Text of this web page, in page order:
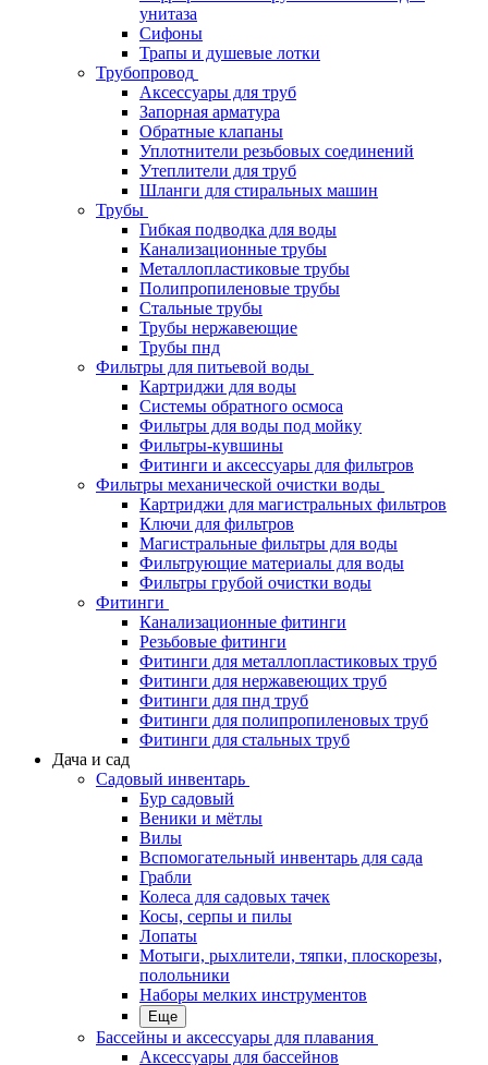
унитаза
Сифоны
Трапы и душевые лотки
Трубопровод
Аксессуары для труб
Запорная арматура
Обратные клапаны
Уплотнители резьбовых соединений
Утеплители для труб
Шланги для стиральных машин
Трубы
Гибкая подводка для воды
Канализационные трубы
Металлопластиковые трубы
Полипропиленовые трубы
Стальные трубы
Трубы нержавеющие
Трубы пнд
Фильтры для питьевой воды
Картриджи для воды
Системы обратного осмоса
Фильтры для воды под мойку
Фильтры-кувшины
Фитинги и аксессуары для фильтров
Фильтры механической очистки воды
Картриджи для магистральных фильтров
Ключи для фильтров
Магистральные фильтры для воды
Фильтрующие материалы для воды
Фильтры грубой очистки воды
Фитинги
Канализационные фитинги
Резьбовые фитинги
Фитинги для металлопластиковых труб
Фитинги для нержавеющих труб
Фитинги для пнд труб
Фитинги для полипропиленовых труб
Фитинги для стальных труб
Дача и сад
Садовый инвентарь
Бур садовый
Веники и мётлы
Вилы
Вспомогательный инвентарь для сада
Грабли
Колеса для садовых тачек
Косы, серпы и пилы
Лопаты
Мотыги, рыхлители, тяпки, плоскорезы,
полольники
Наборы мелких инструментов
Еще
Бассейны и аксессуары для плавания
Аксессуары для бассейнов